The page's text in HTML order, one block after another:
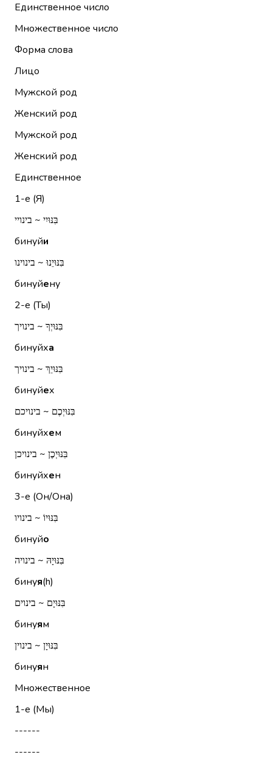
Единственное число
Множественное число
Форма слова
Лицо
Мужской род
Женский род
Мужской род
Женский род
Единственное
1-е (Я)
בִּנּוּיִי ~ בינויי
бинуйи
בִּנּוּיֵנוּ ~ בינוינו
бинуйену
2-е (Ты)
בִּנּוּיְךָ ~ בינויך
бинуйха
בִּנּוּיֵךְ ~ בינויך
бинуйех
בִּנּוּיְכֶם ~ בינויכם
бинуйхем
בִּנּוּיְכֶן ~ בינויכן
бинуйхен
3-е (Он/Она)
בִּנּוּיוֹ ~ בינויו
бинуйо
בִּנּוּיָהּ ~ בינויה
бинуя(h)
בִּנּוּיָם ~ בינוים
бинуям
בִּנּוּיָן ~ בינוין
бинуян
Множественное
1-е (Мы)
------
------